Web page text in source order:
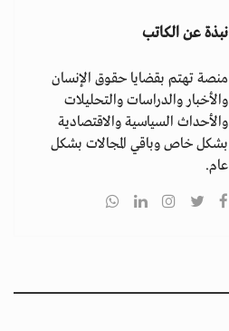
نبذة عن الكاتب
منصة تهتم بقضايا حقوق الإنسان
والأخبار والدراسات والتحليلات
والأحداث السياسية والاقتصادية
بشكل خاص وباقي المجالات بشكل
عام.